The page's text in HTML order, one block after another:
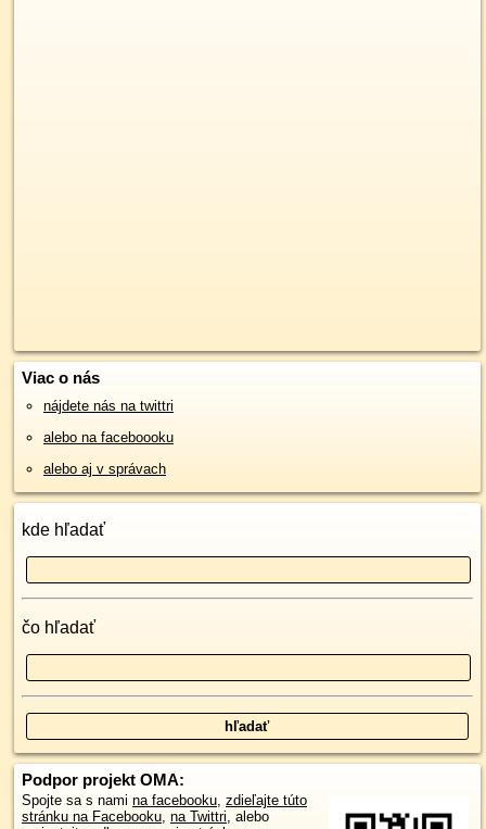
Viac o nás
nájdete nás na twittri
alebo na faceboooku
alebo aj v správach
kde hľadať
čo hľadať
Podpor projekt OMA:
Spojte sa s nami na facebooku, zdieľajte túto
stránku na Facebooku, na Twittri, alebo